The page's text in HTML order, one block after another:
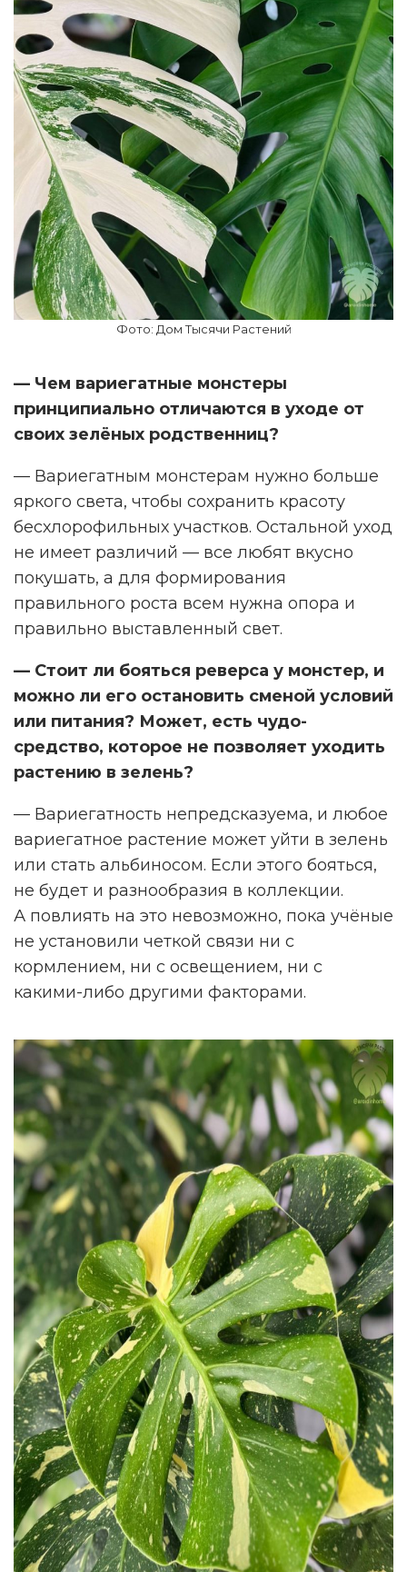
Фото: Дом Тысячи Растений
— Чем вариегатные монстеры
принципиально отличаются в уходе от
своих зелёных родственниц?
— Вариегатным монстерам нужно больше
яркого света, чтобы сохранить красоту
бесхлорофильных участков. Остальной уход
не имеет различий — все любят вкусно
покушать, а для формирования
правильного роста всем нужна опора и
правильно выставленный свет.
— Стоит ли бояться реверса у монстер, и
можно ли его остановить сменой условий
или питания? Может, есть чудо-
средство, которое не позволяет уходить
растению в зелень?
— Вариегатность непредсказуема, и любое
вариегатное растение может уйти в зелень
или стать альбиносом. Если этого бояться,
не будет и разнообразия в коллекции.
А повлиять на это невозможно, пока учёные
не установили четкой связи ни с
кормлением, ни с освещением, ни с
какими-либо другими факторами.